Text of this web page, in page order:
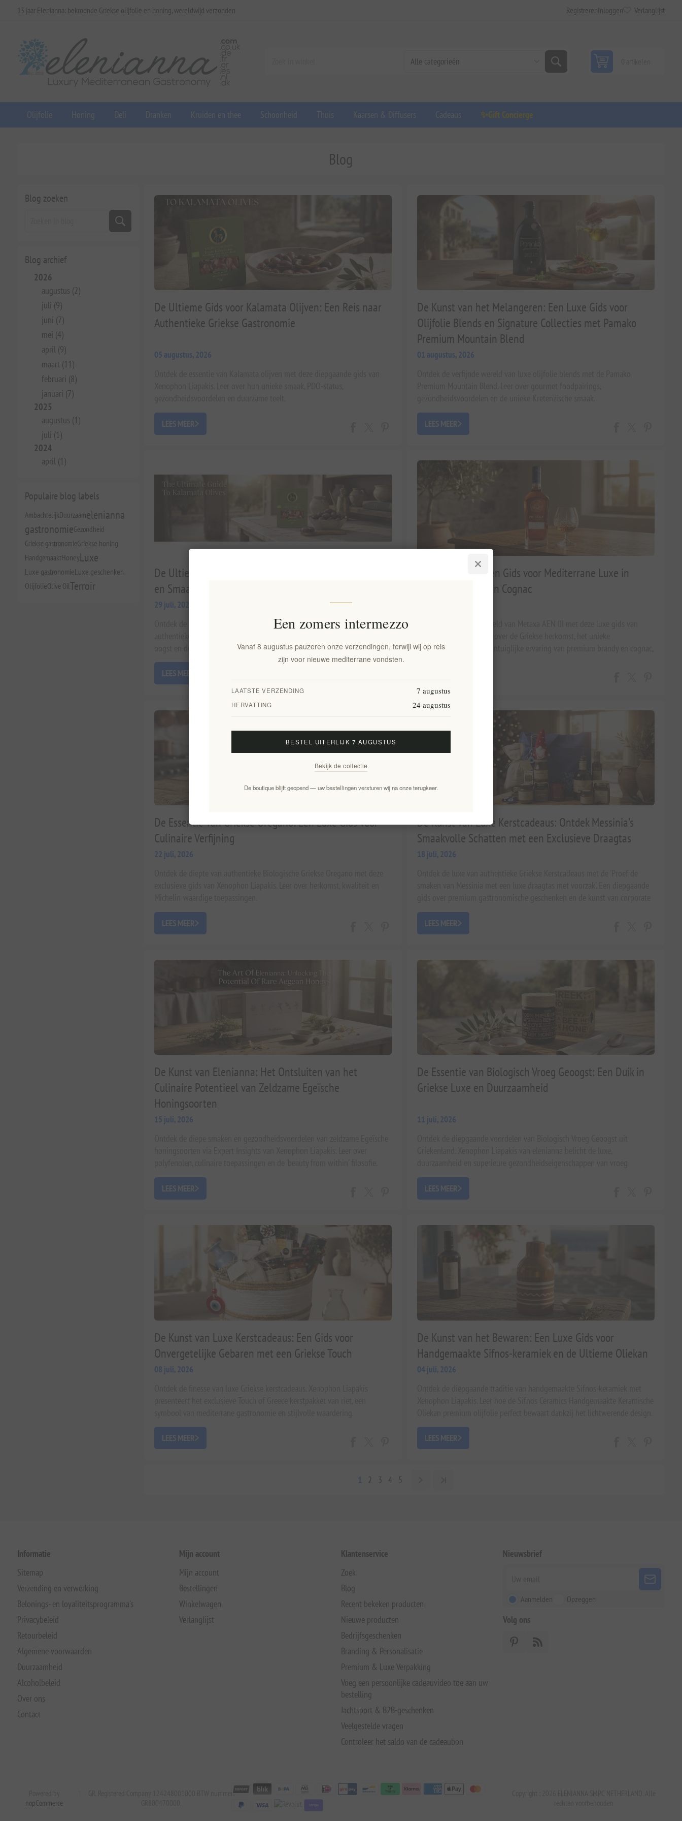
13 jaar Elenianna: bekroonde Griekse olijfolie en honing, wereldwijd verzonden Registreren Inloggen Verlanglijst
Olijfolie Honing Deli Dranken Kruiden en thee Schoonheid Thuis Kaarsen & Diffusers Cadeaus ✨Gift Concierge
Blog zoeken
Blog archief
2026
augustus (2)
juli (9)
juni (7)
mei (4)
april (9)
maart (11)
februari (8)
januari (7)
2025
augustus (1)
juli (1)
2024
april (1)
Populaire blog labels
AmbachtelijkDuurzaamelenianna
gastronomieGezondheid
Griekse gastronomieGriekse honing
HandgemaaktHoneyLuxe
Luxe gastronomieLuxe geschenken
OlijfolieOlive OilTerroir
Blog
De Ultieme Gids voor Kalamata Olijven: Een Reis naar
Authentieke Griekse Gastronomie
05 augustus, 2026
LEES MEER
De Kunst van het Melangeren: Een Luxe Gids voor
Olijfolie Blends en Signature Collecties met Pamako
Premium Mountain Blend
01 augustus, 2026
LEES MEER
De Ultieme Gids voor Kalamata Olijven: Terroir, Traditie
en Smaakperfectie
29 juli, 2026
Ontdek de diepe geschiedenis, unieke 'terroir' en luxueuze smaak van de
oogst en de vele culinaire toepassingen van deze Griekse delicatesse.
LEES MEER
Metaxa AEN III: Een Gids voor Mediterrane Luxe in
Premium Brandy en Cognac
productieproces en de zintuiglijke ervaring van premium brandy en cognac,
De Essentie van Griekse Oregano: Een Luxe Gids voor
Culinaire Verfijning
22 juli, 2026
LEES MEER
De Kunst van Luxe Kerstcadeaus: Ontdek Messinia's
Smaakvolle Schatten met een Exclusieve Draagtas
18 juli, 2026
unboxing, samengesteld door Xenophon Liapakis.
LEES MEER
De Kunst van Elenianna: Het Ontsluiten van het
Culinaire Potentieel van Zeldzame Egeïsche
Honingsoorten
15 juli, 2026
Perfect voor een holistische levensstijl.
LEES MEER
De Essentie van Biologisch Vroeg Geoogst: Een Duik in
Griekse Luxe en Duurzaamheid
11 juli, 2026
geoogste olijfolie, honing en kruiden.
LEES MEER
De Kunst van Luxe Kerstcadeaus: Een Gids voor
Onvergetelijke Gebaren met een Griekse Touch
08 juli, 2026
LEES MEER
De Kunst van het Bewaren: Een Luxe Gids voor
Handgemaakte Sifnos-keramiek en de Ultieme Oliekan
04 juli, 2026
Een luxe gids voor Grieks aardewerk, 'terroir' en ambacht.
LEES MEER
1 2 3 4 5
Informatie
Sitemap
Verzending en verwerking
Belonings- en loyaliteitsprogramma's
Privacybeleid
Retourbeleid
Algemene voorwaarden
Duurzaamheid
Alcoholbeleid
Over ons
Contact
Mijn account
Mijn account
Bestellingen
Winkelwagen
Verlanglijst
Klantenservice
Zoek
Blog
Recent bekeken producten
Nieuwe producten
Bedrijfsgeschenken
Branding & Personalisatie
Premium & Luxe Verpakking
Voeg een persoonlijke cadeauvideo toe aan uw
bestelling
Jachtsport & B2B-geschenken
Veelgestelde vragen
Controleer het saldo van de cadeaubon
Nieuwsbrief
Aanmelden Opzeggen
Volg ons
nopCommerce
GR. Registered Company 124248001000 BTW nummer:
Een zomers intermezzo
Vanaf 8 augustus pauzeren onze verzendingen, terwijl wij op reis
zijn voor nieuwe mediterrane vondsten.
LAATSTE VERZENDING 7 augustus
HERVATTING 24 augustus
BESTEL UITERLIJK 7 AUGUSTUS
Bekijk de collectie
De boutique blijft geopend — uw bestellingen versturen wij na onze terugkeer.